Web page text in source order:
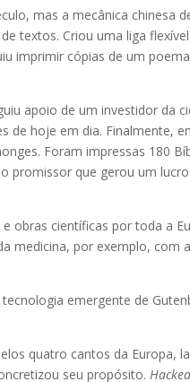
mas a mecânica chinesa
textos. Criou uma liga
imprimir cópias de um
apoio de um investidor da
de hoje em dia. Finalmente,
Foram impressas 180
promissor que gerou um
obras científicas por toda a
medicina, por exemplo, com
emergente de
quatro cantos da Europa,
seu propósito.